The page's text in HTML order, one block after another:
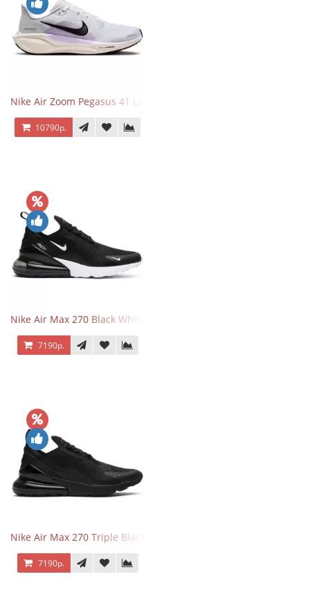
Nike Air Zoom Pegasus 41 Lilac Bloom
10790р.
Nike Air Max 270 Black White
7190р.
Nike Air Max 270 Triple Black
7190р.